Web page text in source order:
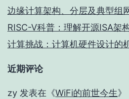
边缘计算架构、分层及典型组
RISC-V科普：理解开源ISA架
计算挑战：计算机硬件设计的
近期评论
zy 发表在《WiFi的前世今生》